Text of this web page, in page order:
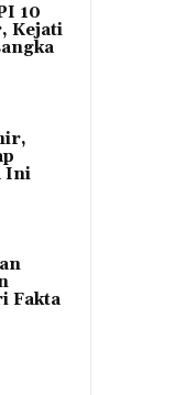
10
Kejati
Ini
Fakta